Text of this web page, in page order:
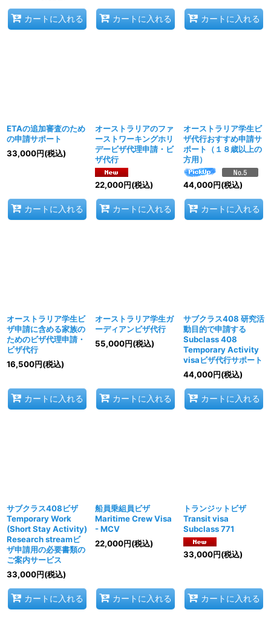
カートに入れる カートに入れる カートに入れる
ETAの追加審査のため
の申請サポート
33,000円(税込)
カートに入れる
オーストラリアのファ
ーストワーキングホリ
デービザ代理申請・ビ
ザ代行
22,000円(税込)
カートに入れる
オーストラリア学生ビ
ザ代行おすすめ申請サ
ポート（１８歳以上の
方用）
44,000円(税込)
カートに入れる
オーストラリア学生ビ
ザ申請に含める家族の
ためのビザ代理申請・
ビザ代行
16,500円(税込)
カートに入れる
オーストラリア学生ガ
ーディアンビザ代行
55,000円(税込)
カートに入れる
サブクラス408 研究活
動目的で申請する
Subclass 408
Temporary Activity
visaビザ代行サポート
44,000円(税込)
カートに入れる
サブクラス408ビザ
Temporary Work
(Short Stay Activity)
Research streamビ
ザ申請用の必要書類の
ご案内サービス
33,000円(税込)
カートに入れる
船員乗組員ビザ
Maritime Crew Visa
- MCV
22,000円(税込)
カートに入れる
トランジットビザ
Transit visa
Subclass 771
33,000円(税込)
カートに入れる